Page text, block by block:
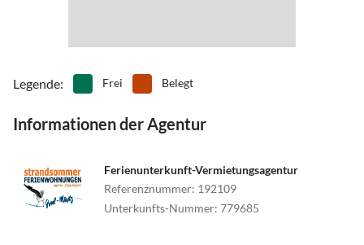
Legende: Frei Belegt
Informationen der Agentur
Ferienunterkunft-Vermietungsagentur
Referenznummer: 192109
Unterkunfts-Nummer: 779685